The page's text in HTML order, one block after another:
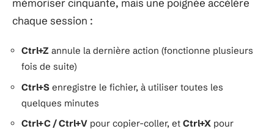
chaque session :
Ctrl+Z annule la dernière action (fonctionne plusieurs
fois de suite)
Ctrl+S enregistre le fichier, à utiliser toutes les
quelques minutes
Ctrl+C / Ctrl+V pour copier-coller, et Ctrl+X pour